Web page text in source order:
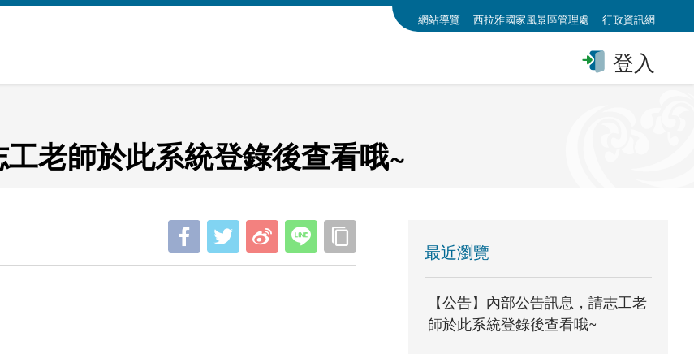
網站導覽 西拉雅國家風景區管理處 行政資訊網
登入
工老師於此系統登錄後查看哦~
最近瀏覽
【公告】內部公告訊息，請志工老
師於此系統登錄後查看哦~